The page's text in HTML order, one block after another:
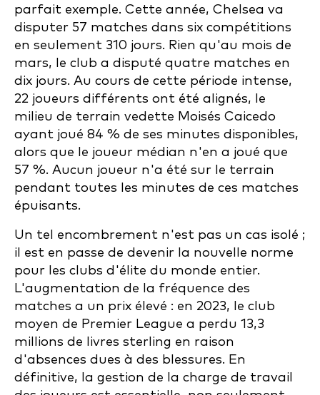
parfait exemple. Cette année, Chelsea va
disputer 57 matches dans six compétitions
en seulement 310 jours. Rien qu'au mois de
mars, le club a disputé quatre matches en
dix jours. Au cours de cette période intense,
22 joueurs différents ont été alignés, le
milieu de terrain vedette Moisés Caicedo
ayant joué 84 % de ses minutes disponibles,
alors que le joueur médian n'en a joué que
57 %. Aucun joueur n'a été sur le terrain
pendant toutes les minutes de ces matches
épuisants.
Un tel encombrement n'est pas un cas isolé ;
il est en passe de devenir la nouvelle norme
pour les clubs d'élite du monde entier.
L'augmentation de la fréquence des
matches a un prix élevé : en 2023, le club
moyen de Premier League a perdu 13,3
millions de livres sterling en raison
d'absences dues à des blessures. En
définitive, la gestion de la charge de travail